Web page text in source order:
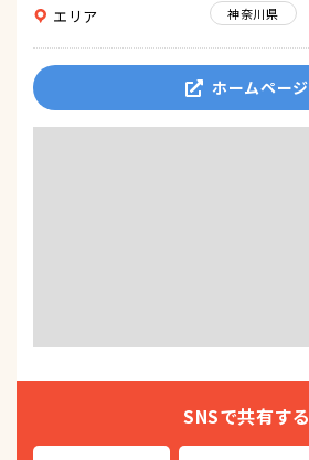
エリア 神奈川県
ホームページ
SNSで共有する